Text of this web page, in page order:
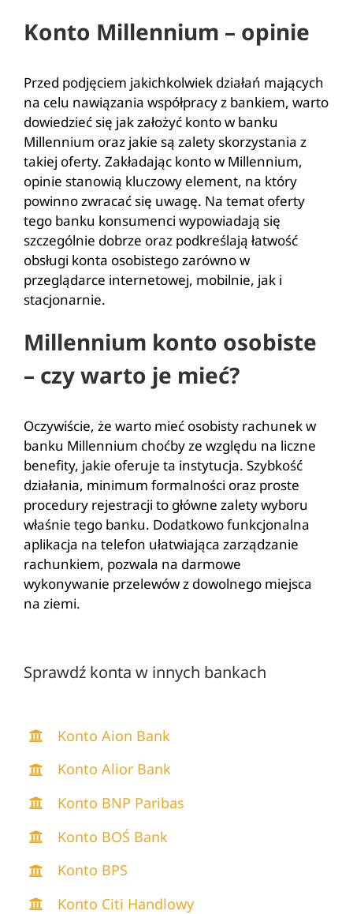
Konto Millennium – opinie
Przed podjęciem jakichkolwiek działań mających
na celu nawiązania współpracy z bankiem, warto
dowiedzieć się jak założyć konto w banku
Millennium oraz jakie są zalety skorzystania z
takiej oferty. Zakładając konto w Millennium,
opinie stanowią kluczowy element, na który
powinno zwracać się uwagę. Na temat oferty
tego banku konsumenci wypowiadają się
szczególnie dobrze oraz podkreślają łatwość
obsługi konta osobistego zarówno w
przeglądarce internetowej, mobilnie, jak i
stacjonarnie.
Millennium konto osobiste
– czy warto je mieć?
Oczywiście, że warto mieć osobisty rachunek w
banku Millennium choćby ze względu na liczne
benefity, jakie oferuje ta instytucja. Szybkość
działania, minimum formalności oraz proste
procedury rejestracji to główne zalety wyboru
właśnie tego banku. Dodatkowo funkcjonalna
aplikacja na telefon ułatwiająca zarządzanie
rachunkiem, pozwala na darmowe
wykonywanie przelewów z dowolnego miejsca
na ziemi.
Sprawdź konta w innych bankach
Konto Aion Bank
Konto Alior Bank
Konto BNP Paribas
Konto BOŚ Bank
Konto BPS
Konto Citi Handlowy